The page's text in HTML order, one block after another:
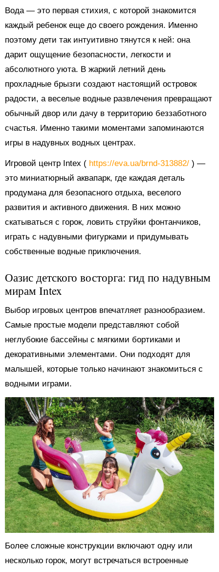
Вода — это первая стихия, с которой знакомится
каждый ребенок еще до своего рождения. Именно
поэтому дети так интуитивно тянутся к ней: она
дарит ощущение безопасности, легкости и
абсолютного уюта. В жаркий летний день
прохладные брызги создают настоящий островок
радости, а веселые водные развлечения превращают
обычный двор или дачу в территорию беззаботного
счастья. Именно такими моментами запоминаются
игры в надувных водных центрах.
Игровой центр Intex ( https://eva.ua/brnd-313882/ ) —
это миниатюрный аквапарк, где каждая деталь
продумана для безопасного отдыха, веселого
развития и активного движения. В них можно
скатываться с горок, ловить струйки фонтанчиков,
играть с надувными фигурками и придумывать
собственные водные приключения.
Оазис детского восторга: гид по надувным
мирам Intex
Выбор игровых центров впечатляет разнообразием.
Самые простые модели представляют собой
неглубокие бассейны с мягкими бортиками и
декоративными элементами. Они подходят для
малышей, которые только начинают знакомиться с
водными играми.
Более сложные конструкции включают одну или
несколько горок, могут встречаться встроенные